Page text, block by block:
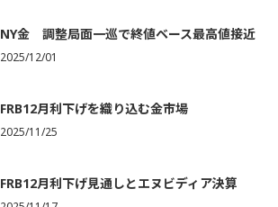
NY金 調整局面一巡で終値ベース最高値接近
2025/12/01
FRB12月利下げを織り込む金市場
2025/11/25
FRB12月利下げ見通しとエヌビディア決算